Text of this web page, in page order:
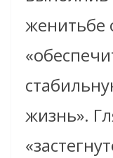
женитьбе
жизнь».